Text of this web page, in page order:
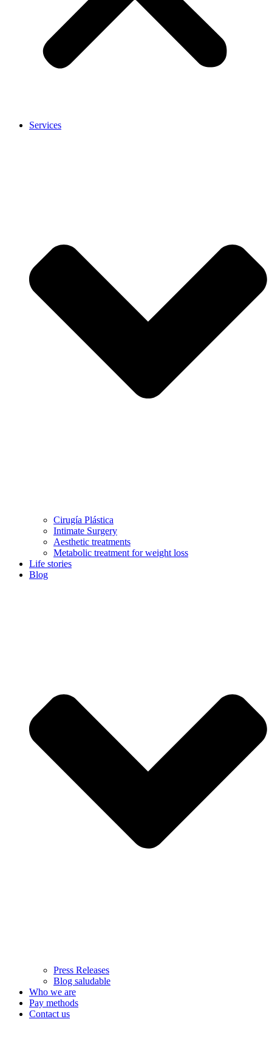
Services
Cirugía Plástica
Intimate Surgery
Aesthetic treatments
Metabolic treatment for weight loss
Life stories
Blog
Press Releases
Blog saludable
Who we are
Pay methods
Contact us